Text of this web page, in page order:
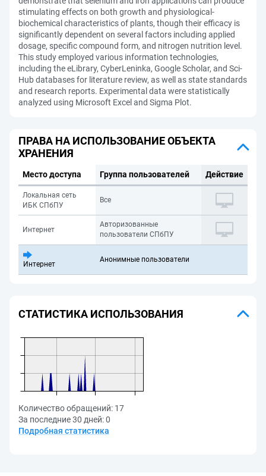
stimulating effects on both growth and physiological-
biochemical characteristics of plants, though their efficacy is
significantly dependent on several factors including applied
dosage, specific compound form, and nitrogen nutrition level.
This study employed various information technologies,
including the eLibrary, CyberLeninka, Google Scholar, and Sci-
Hub databases for literature review, as well as state standards
and research reports. Experimental data were statistically
analyzed using Microsoft Excel and Sigma Plot.
ПРАВА НА ИСПОЛЬЗОВАНИЕ ОБЪЕКТА
ХРАНЕНИЯ
Место доступа Группа пользователей Действие
Локальная сеть
ИБК СПбПУ
Все
Интернет
Авторизованные
пользователи СПбПУ
Интернет
Анонимные пользователи
СТАТИСТИКА ИСПОЛЬЗОВАНИЯ
Количество обращений: 17
За последние 30 дней:0
Подробная статистика